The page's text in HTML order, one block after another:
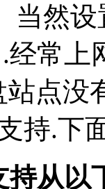
当然
经常
点没
持.下
持从